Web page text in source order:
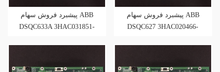
پیشبرد فروش سهام ABB
DSQC633A 3HAC031851-
پیشبرد فروش سهام ABB
DSQC627 3HAC020466-